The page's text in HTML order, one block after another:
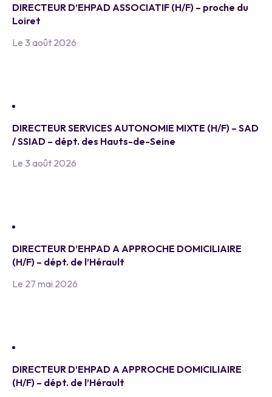
DIRECTEUR D’EHPAD ASSOCIATIF (H/F) – proche du
Loiret
Le 3 août 2026
DIRECTEUR SERVICES AUTONOMIE MIXTE (H/F) – SAD
/ SSIAD – dépt. des Hauts-de-Seine
Le 3 août 2026
DIRECTEUR D’EHPAD A APPROCHE DOMICILIAIRE
(H/F) – dépt. de l’Hérault
Le 27 mai 2026
DIRECTEUR D’EHPAD A APPROCHE DOMICILIAIRE
(H/F) – dépt. de l’Hérault